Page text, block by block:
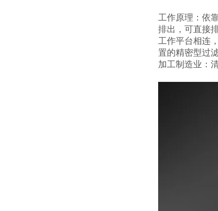
工作原理：依
排出，可直接
工作平台相连
置的精密型过
加工制造业：